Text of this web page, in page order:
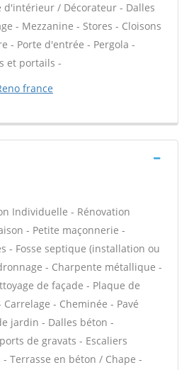
d'intérieur / Décorateur - Dalles
- Mezzanine - Stores - Cloisons
- Porte d'entrée - Pergola -
et portails -
france
Individuelle - Rénovation
- Petite maçonnerie -
- Fosse septique (installation ou
- Charpente métallique -
de façade - Plaque de
- Cheminée - Pavé
jardin - Dalles béton -
de gravats - Escaliers
Terrasse en béton / Chape -